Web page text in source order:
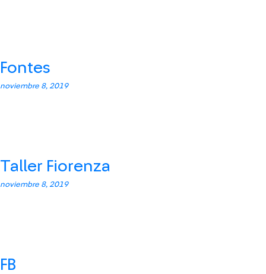
Fontes
noviembre 8, 2019
Taller Fiorenza
noviembre 8, 2019
FB